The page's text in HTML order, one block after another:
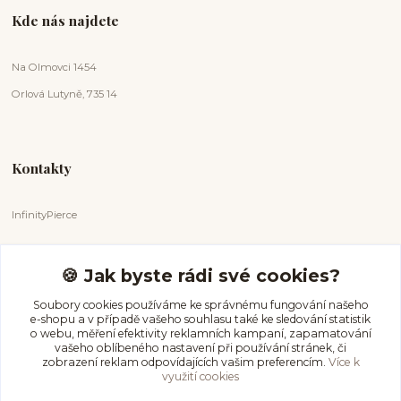
Kde nás najdete
Na Olmovci 1454
Orlová Lutyně, 735 14
Kontakty
InfinityPierce
+420 731 681 038
(Po-Ne, 9-18 hod.)
info@infinitypierce.cz
🍪 Jak byste rádi své cookies?
Soubory cookies používáme ke správnému fungování našeho
e-shopu a v případě vašeho souhlasu také ke sledování statistik
o webu, měření efektivity reklamních kampaní, zapamatování
vašeho oblíbeného nastavení při používání stránek, či
zobrazení reklam odpovídajících vašim preferencím. Více k
využití cookies